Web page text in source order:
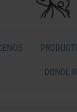
DONDE